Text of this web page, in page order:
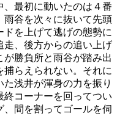
最初に動いたのは４番
雨谷を次々に抜いて先頭
を上げて逃げの態勢に
走、後方からの追い上げ
勝負所と雨谷が踏み出
らえられない。それに
浅井が渾身の力を振り
コーナーを回ってつい
間を割ってゴールを伺